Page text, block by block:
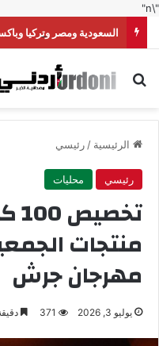
"\n"
بحث عن
الرئيسية /رئيسي
رئيسي محليات
منتجات
مهرجان جرش
يوليو 3, 2026 371